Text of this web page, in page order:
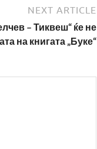
NEXT ARTICLE
– Тиквеш“ ќе не
на книгата „Буке“